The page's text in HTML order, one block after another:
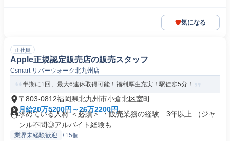
気になる
正社員
Apple正規認定販売店の販売スタッフ
Csmart リバーウォーク北九州店
半期に1回、最大6連休取得可能！福利厚生充実！駅徒歩5分！
〒803-0812福岡県北九州市小倉北区室町
月給20万5200円～26万2200円
求めている人材 ＜必須＞ ・販売業務の経験…3年以上 （ジャ
ンル不問◎アルバイト経験も...
業界未経験歓迎 +15個